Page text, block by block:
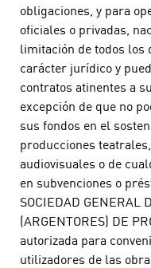
obligaciones, y para
oficiales o privadas,
limitación de todos los
carácter jurídico y
contratos atinentes a
excepción de que no
sus fondos en el
producciones
audiovisuales o de
en subvenciones o
SOCIEDAD GENERAL
(ARGENTORES) DE
autorizada para
utilizadores de las